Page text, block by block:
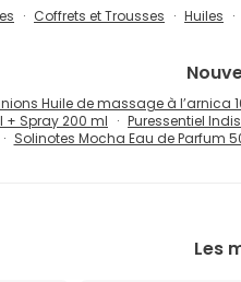
Coffrets et Trousses Huiles
Huile de massage à l’arnica
+ Spray 200 ml
Puressentiel
Solinotes Mocha Eau de Parfum
Les